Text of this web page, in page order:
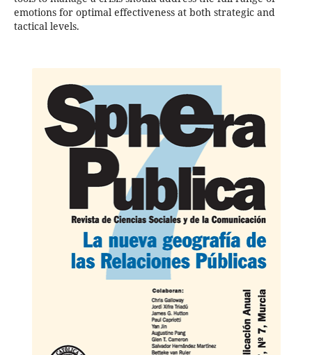
emotions for optimal effectiveness at both strategic and
tactical levels.